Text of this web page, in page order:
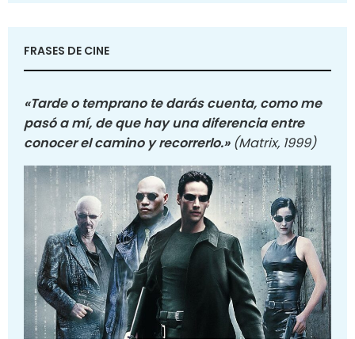
FRASES DE CINE
«Tarde o temprano te darás cuenta, como me
pasó a mí, de que hay una diferencia entre
conocer el camino y recorrerlo.» (Matrix, 1999)